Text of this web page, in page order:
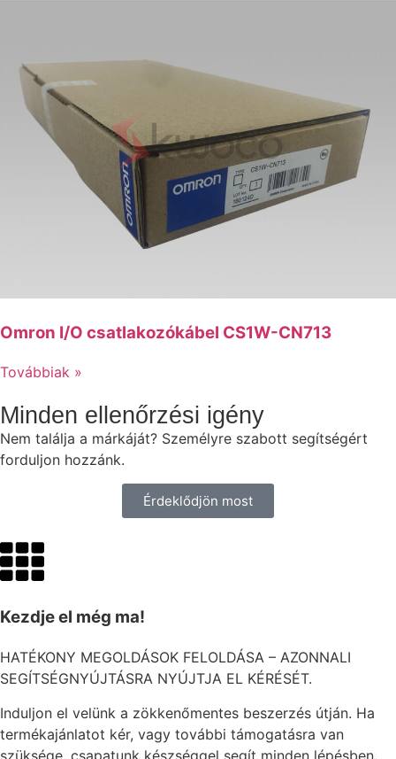
Omron I/O csatlakozókábel CS1W-CN713
Továbbiak »
Minden ellenőrzési igény
Nem találja a márkáját? Személyre szabott segítségért
forduljon hozzánk.
Érdeklődjön most
Kezdje el még ma!
HATÉKONY MEGOLDÁSOK FELOLDÁSA – AZONNALI
SEGÍTSÉGNYÚJTÁSRA NYÚJTJA EL KÉRÉSÉT.
Induljon el velünk a zökkenőmentes beszerzés útján. Ha
termékajánlatot kér, vagy további támogatásra van
szüksége, csapatunk készséggel segít minden lépésben.